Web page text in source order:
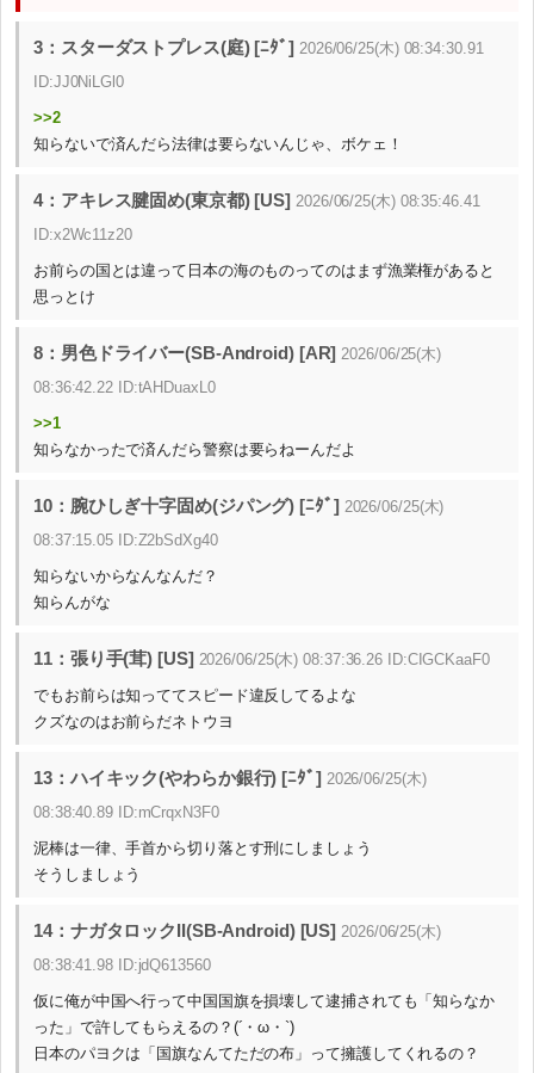
3：スターダストプレス(庭) [ﾆﾀﾞ] 2026/06/25(木) 08:34:30.91
ID:JJ0NiLGl0
>>2
知らないで済んだら法律は要らないんじゃ、ボケェ！
4：アキレス腱固め(東京都) [US] 2026/06/25(木) 08:35:46.41
ID:x2Wc11z20
お前らの国とは違って日本の海のものってのはまず漁業権があると
思っとけ
8：男色ドライバー(SB-Android) [AR] 2026/06/25(木)
08:36:42.22 ID:tAHDuaxL0
>>1
知らなかったで済んだら警察は要らねーんだよ
10：腕ひしぎ十字固め(ジパング) [ﾆﾀﾞ] 2026/06/25(木)
08:37:15.05 ID:Z2bSdXg40
知らないからなんなんだ？
知らんがな
11：張り手(茸) [US] 2026/06/25(木) 08:37:36.26 ID:CIGCKaaF0
でもお前らは知っててスピード違反してるよな
クズなのはお前らだネトウヨ
13：ハイキック(やわらか銀行) [ﾆﾀﾞ] 2026/06/25(木)
08:38:40.89 ID:mCrqxN3F0
泥棒は一律、手首から切り落とす刑にしましょう
そうしましょう
14：ナガタロックII(SB-Android) [US] 2026/06/25(木)
08:38:41.98 ID:jdQ613560
仮に俺が中国へ行って中国国旗を損壊して逮捕されても「知らなか
った」で許してもらえるの？(´・ω・`)
日本のパヨクは「国旗なんてただの布」って擁護してくれるの？